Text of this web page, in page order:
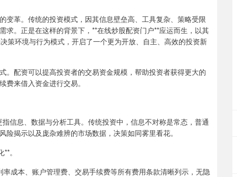
革。传统的投资模式，因其信息壁垒高、工具复杂、策略受限
。正是在这样的背景下，**在线炒股配资门户**应运而生，以其
策环境与行为模式，开启了一个更为开放、自主、高效的投资新
。配资可以提高投资者的交易资金规模，帮助投资者获得更大的
来借入资金进行交易。
信息、数据与分析工具。传统投资中，信息不对称是常态，普通
揭示以及庞杂难辨的市场数据，决策如同雾里看花。
。
成本、账户管理费、交易手续费等所有费用条款清晰列示，无隐